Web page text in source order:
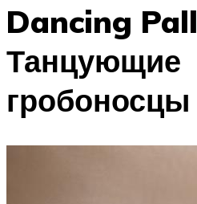
Dancing
Танцующие
гробоносцы